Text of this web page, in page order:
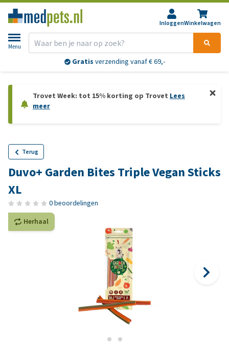
InloggenWinkelwagen
Menu
Gratis verzending vanaf € 69,-
Trovet Week: tot 15% korting op Trovet Lees
meer
Terug
Duvo+ Garden Bites Triple Vegan Sticks
XL
0 beoordelingen
Herhaal